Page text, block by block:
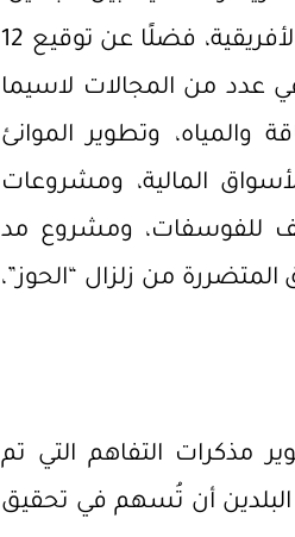
ولتكون شراكة رائدة على مستوى الأسواق الإقليمية والدولية والأفريقية، فضلًا عن توقيع 12
عدد من المجالات لاسيما
والمياه، وتطوير الموانئ
المالية، ومشروعات
للفوسفات، ومشروع مد
المتضررة من زلزال “الحوز”،
مذكرات التفاهم التي تم
البلدين أن تُسهم في تحقيق